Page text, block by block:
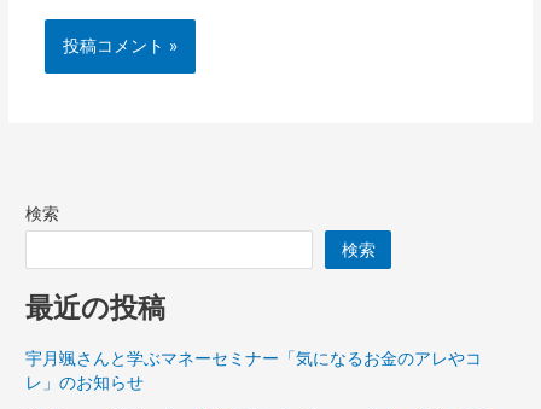
検索
検索
最近の投稿
宇月颯さんと学ぶマネーセミナー「気になるお金のアレやコ
レ」のお知らせ